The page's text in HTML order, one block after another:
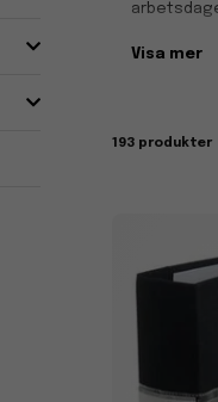
Visa mer
193 produkter